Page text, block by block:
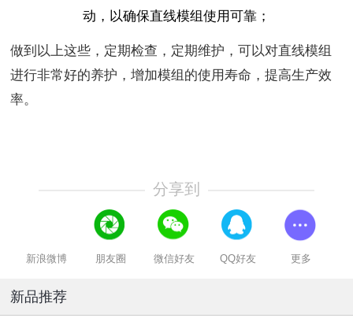
动，以确保直线模组使用可靠；
做到以上这些，定期检查，定期维护，可以对直线模组
进行非常好的养护，增加模组的使用寿命，提高生产效
率。
分享到
新浪微博 朋友圈 微信好友 QQ好友 更多
新品推荐